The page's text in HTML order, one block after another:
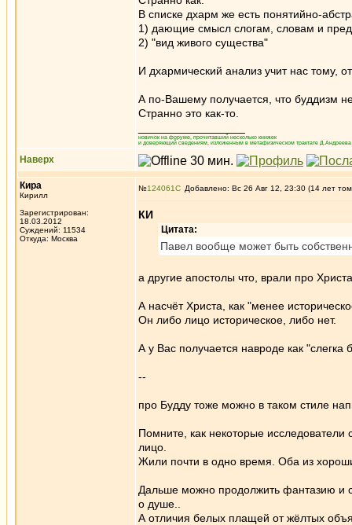
В списке дхарм же есть понятийно-
1) дающие смысл слогам, словам и
2) "вид живого существа"
И дхармический анализ учит нас тому,
А по-Вашему получается, что буддизм
Странно это как-то.
новичок на форуме, прочитавший несколько книжек
и доверяющий сведениям, изложенным в метафизическом трактате
Наверх
Кира
Кирилл
Зарегистрирован:
18.03.2012
Суждений: 11534
Откуда: Москва
№124061 Добавлено: Вс 26 Авг 12, 23:30 (14 лет
КИ
Цитата:
Павел вообще может быть
а другие апостолы что, врали про
А насчёт Христа, как "менее
Он либо лицо историческое, либо нет.
А у Вас получается навроде как "слегка
--
про Будду тоже можно в таком стиле
Помните, как некоторые
лицо.
Жили почти в одно время. Оба из
Дальше можно продолжить фантазию и
о душе..
А отличия белых плащей от жёлтых